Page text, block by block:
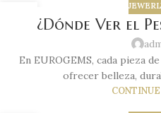
¿Dónde Ver el
En EUROGEMS, cada pieza
ofrecer belleza,